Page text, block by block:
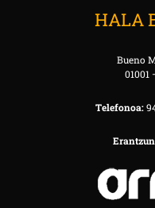
HALA
Bueno
01001
Telefonoa: